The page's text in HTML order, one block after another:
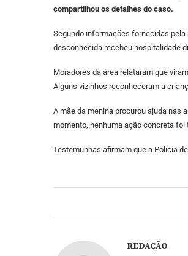
compartilhou os detalhes do caso.
Segundo informações fornecidas pela
desconhecida recebeu hospitalidade
Moradores da área relataram que
Alguns vizinhos reconheceram a
A mãe da menina procurou ajuda nas
momento, nenhuma ação concreta foi
Testemunhas afirmam que a Polícia
REDAÇÃO